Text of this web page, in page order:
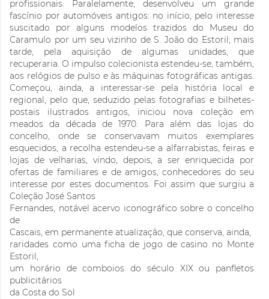
profissionais. Paralelamente, desenvolveu um grande
fascínio por automóveis antigos: no início, pelo interesse
suscitado por alguns modelos trazidos do Museu do
Caramulo por um seu vizinho de S. João do Estoril; mais
tarde, pela aquisição de algumas unidades, que
recuperaria. O impulso colecionista estendeu-se, também,
aos relógios de pulso e às máquinas fotográficas antigas.
Começou, ainda, a interessar-se pela história local e
regional, pelo que, seduzido pelas fotografias e bilhetes-
postais ilustrados antigos, iniciou nova coleção em
meados da década de 1970. Para além das lojas do
concelho, onde se conservavam muitos exemplares
esquecidos, a recolha estendeu-se a alfarrabistas, feiras e
lojas de velharias, vindo, depois, a ser enriquecida por
ofertas de familiares e de amigos, conhecedores do seu
interesse por estes documentos. Foi assim que surgiu a
Coleção José Santos
Fernandes, notável acervo iconográfico sobre o concelho
de
Cascais, em permanente atualização, que conserva, ainda,
raridades como uma ficha de jogo de casino no Monte
Estoril,
um horário de comboios do século XIX ou panfletos
publicitários
da Costa do Sol